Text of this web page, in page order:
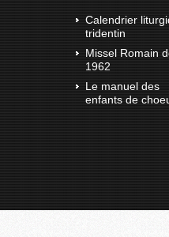
Calendrier
tridentin
Missel Romain
1962
Le manuel des
enfants de